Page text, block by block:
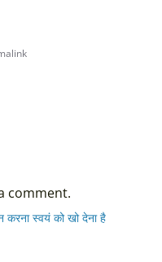
comment.
स्वयं को खो देना है